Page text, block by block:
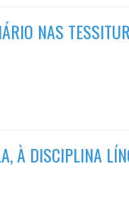
NAS
À DISCIPLINA